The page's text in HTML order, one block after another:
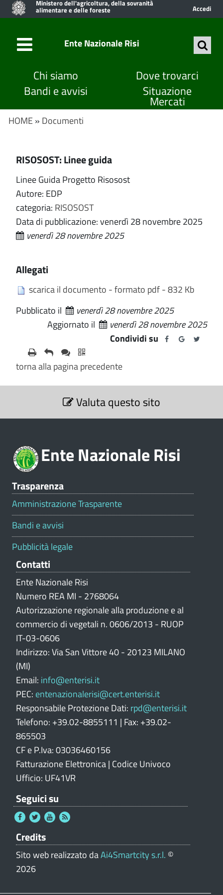
Ministero dell'agricoltura, della sovranità
alimentare e delle foreste Accedi
Ente Nazionale Risi
Chi siamo
Dove trovarci
Bandi e avvisi
Situazione
Mercati
HOME » Documenti
RISOSOST: Linee guida
Linee Guida Progetto Risosost
Autore: EDP
categoria: RISOSOST
Data di pubblicazione: venerdì 28 novembre 2025
venerdì 28 novembre 2025
Allegati
scarica il documento - formato pdf - 832 Kb
Pubblicato il
venerdì 28 novembre 2025
Aggiornato il
venerdì 28 novembre 2025
Condividi su
torna alla pagina precedente
S
z
Valuta questo sito
Ente Nazionale Risi
Trasparenza
Amministrazione Trasparente
Bandi e avvisi
Pubblicità legale
Contatti
Ente Nazionale Risi
Numero REA MI - 2768064
Autorizzazione regionale alla produzione e al
commercio di vegetali n. 0606/2013 - RUOP
IT-03-0606
Indirizzo: Via San Vittore 40 - 20123 MILANO
(MI)
Email: info@enterisi.it
PEC: entenazionalerisi@cert.enterisi.it
Responsabile Protezione Dati: rpd@enterisi.it
Telefono: +39.02-8855111 | Fax: +39.02-
865503
CF e P.Iva: 03036460156
Fatturazione Elettronica | Codice Univoco
Ufficio: UF41VR
Seguici su
Credits
Sito web realizzato daAi4Smartcity s.r.l. ©
2026